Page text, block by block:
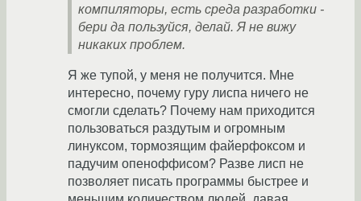
компиляторы, есть среда разработки -
бери да пользуйся, делай. Я не вижу
никаких проблем.
Я же тупой, у меня не получится. Мне
интересно, почему гуру лиспа ничего не
смогли сделать? Почему нам приходится
пользоваться раздутым и огромным
линуксом, тормозящим файерфоксом и
падучим опеноффисом? Разве лисп не
позволяет писать программы быстрее и